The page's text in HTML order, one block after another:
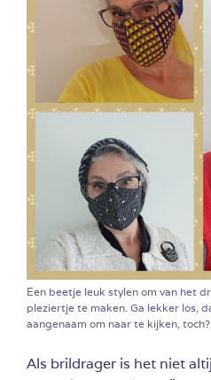
Een beetje leuk stylen om van het
pleziertje te maken. Ga lekker los,
aangenaam om naar te kijken, toch?
Als brildrager is het niet